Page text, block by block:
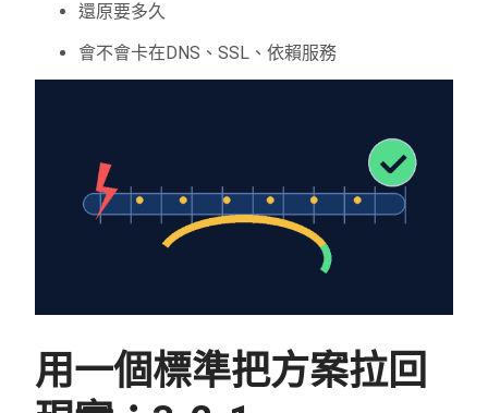
還原要多久
會不會卡在DNS、SSL、依賴服務
用一個標準把方案拉回